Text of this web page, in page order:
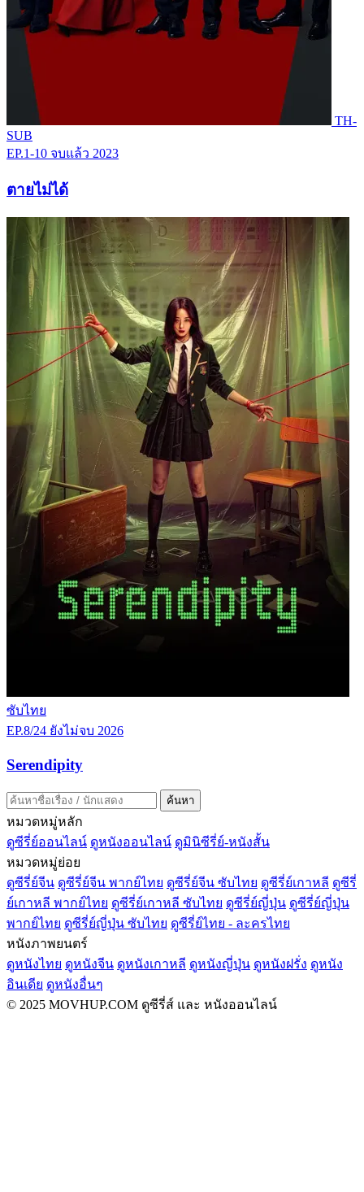
TH-
SUB
EP.1-10 จบแล้ว 2023
ตายไม่ได้
ซับไทย
EP.8/24 ยังไม่จบ 2026
Serendipity
ค้นหา
หมวดหมู่หลัก
ดูซีรี่ย์ออนไลน์ ดูหนังออนไลน์ ดูมินิซีรี่ย์-หนังสั้น
หมวดหมู่ย่อย
ดูซีรี่ย์จีน ดูซีรี่ย์จีน พากย์ไทย ดูซีรี่ย์จีน ซับไทย ดูซีรี่ย์เกาหลี ดูซีรี่
ย์เกาหลี พากย์ไทย ดูซีรี่ย์เกาหลี ซับไทย ดูซีรี่ย์ญี่ปุ่น ดูซีรี่ย์ญี่ปุ่น
พากย์ไทย ดูซีรี่ย์ญี่ปุ่น ซับไทย ดูซีรี่ย์ไทย - ละครไทย
หนังภาพยนตร์
ดูหนังไทย ดูหนังจีน ดูหนังเกาหลี ดูหนังญี่ปุ่น ดูหนังฝรั่ง ดูหนัง
อินเดีย ดูหนังอื่นๆ
© 2025 MOVHUP.COM ดูซีรี่ส์ และ หนังออนไลน์